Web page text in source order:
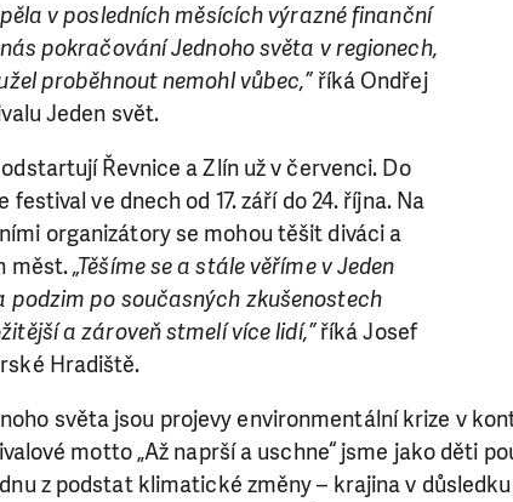
v posledních měsících výrazné finanční
pokračování Jednoho světa v regionech,
proběhnout nemohl vůbec,”říká Ondřej
Jeden svět.
Řevnice a Zlín už v červenci. Do
ve dnech od 17. září do 24. října. Na
organizátory se mohou těšit diváci a
měst.„Těšíme se a stále věříme v Jeden
podzim po současných zkušenostech
a zároveň stmelí více lidí,”říká Josef
Hradiště.
světa jsou projevy environmentální krize v
motto „Až naprší a uschne“ jsme jako děti
z podstat klimatické změny – krajina v